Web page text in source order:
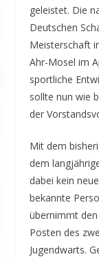
geleistet. Die
Deutschen
Meisterschaft
Ahr-Mosel im
sportliche
sollte nun wie
der
Mit dem
dem
dabei kein
bekannte
übernimmt
Posten des
Jugendwarts.